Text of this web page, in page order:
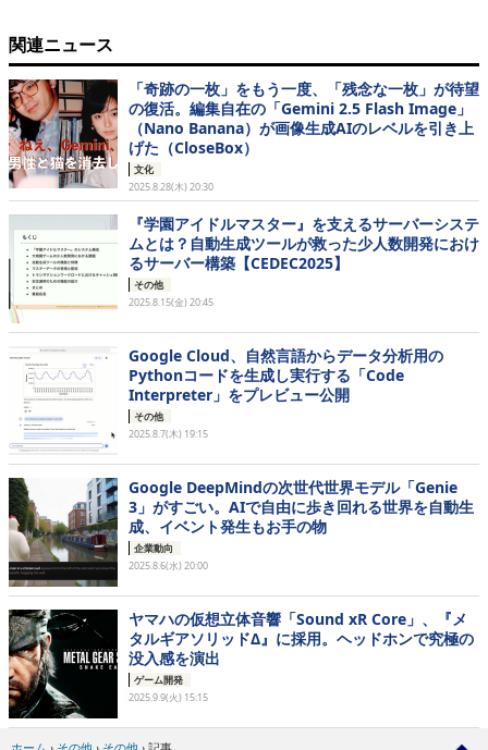
関連ニュース
「奇跡の一枚」をもう一度、「残念な一枚」が待望
の復活。編集自在の「Gemini 2.5 Flash Image」
（Nano Banana）が画像生成AIのレベルを引き上
げた（CloseBox）
文化
2025.8.28(木) 20:30
『学園アイドルマスター』を支えるサーバーシステ
ムとは？自動生成ツールが救った少人数開発におけ
るサーバー構築【CEDEC2025】
その他
2025.8.15(金) 20:45
Google Cloud、自然言語からデータ分析用の
Pythonコードを生成し実行する「Code
Interpreter」をプレビュー公開
その他
2025.8.7(木) 19:15
Google DeepMindの次世代世界モデル「Genie
3」がすごい。AIで自由に歩き回れる世界を自動生
成、イベント発生もお手の物
企業動向
2025.8.6(水) 20:00
ヤマハの仮想立体音響「Sound xR Core」、『メ
タルギアソリッドΔ』に採用。ヘッドホンで究極の
没入感を演出
ゲーム開発
2025.9.9(火) 15:15